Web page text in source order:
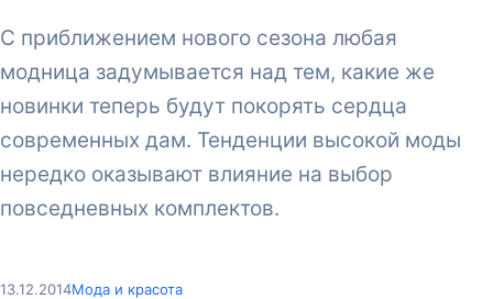
С приближением нового сезона любая
модница задумывается над тем, какие же
новинки теперь будут покорять сердца
современных дам. Тенденции высокой моды
нередко оказывают влияние на выбор
повседневных комплектов.
13.12.2014Мода и красота